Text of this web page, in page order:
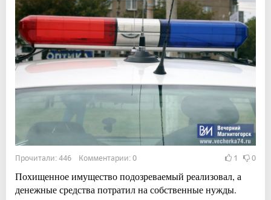
Прочитали: 446 Комментарии: 0 1 0
Похищенное имущество подозреваемый реализовал, а
денежные средства потратил на собственные нужды.